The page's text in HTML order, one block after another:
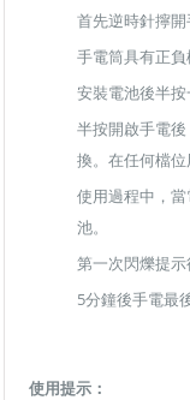
首先逆時針擰
手電筒具有正
安裝電池後半按
半按開啟手電
換。 在任何檔位
使用過程中，
池。
第一次閃爍提示
5分鐘後手電最
使用提示：